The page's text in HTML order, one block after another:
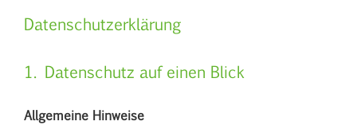
Datenschutzerklärung
1. Datenschutz auf einen Blick
Allgemeine Hinweise